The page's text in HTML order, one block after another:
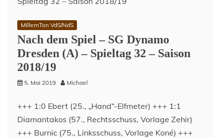
MillernTon VdS/NdS
Nach dem Spiel – SG Dynamo
Dresden (A) – Spieltag 32 – Saison
2018/19
5. Mai 2019 Michael
+++ 1:0 Ebert (25., „Hand“-Elfmeter) +++ 1:1
Diamantakos (57., Rechtsschuss, Vorlage Zehir)
+++ Burnic (75., Linksschuss, Vorlage Koné) +++